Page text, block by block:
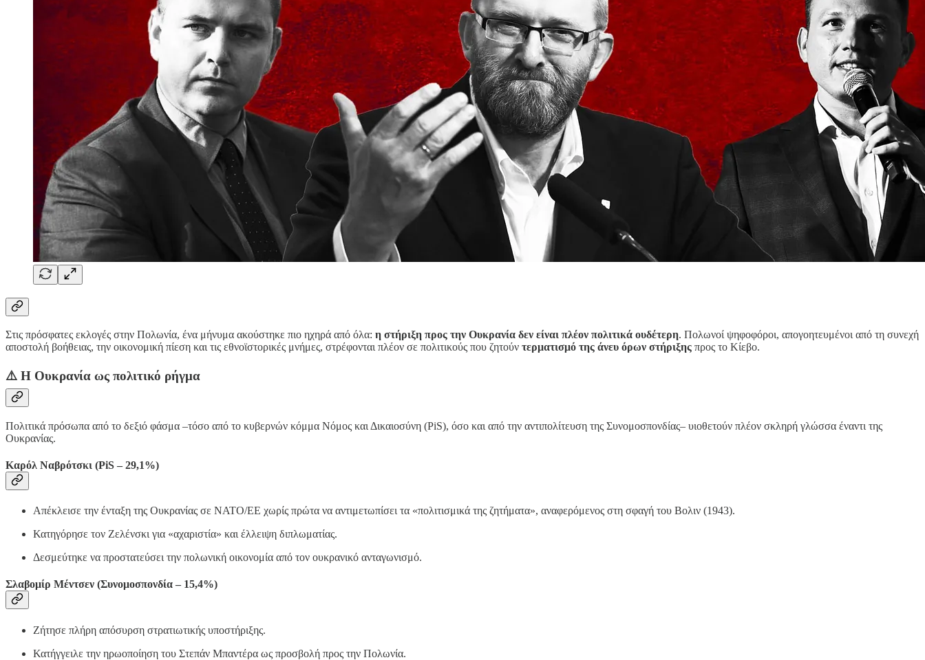
Στις πρόσφατες εκλογές στην Πολωνία, ένα μήνυμα ακούστηκε πιο ηχηρά από όλα: η στήριξη προς την Ουκρανία δεν είναι πλέον πολιτικά ουδέτερη. Πολωνοί ψηφοφόροι, απογοητευμένοι από τη συνεχή
αποστολή βοήθειας, την οικονομική πίεση και τις εθνοϊστορικές μνήμες, στρέφονται πλέον σε πολιτικούς που ζητούν τερματισμό της άνευ όρων στήριξης προς το Κίεβο.
⚠️ Η Ουκρανία ως πολιτικό ρήγμα
Πολιτικά πρόσωπα από το δεξιό φάσμα –τόσο από το κυβερνών κόμμα Νόμος και Δικαιοσύνη (PiS), όσο και από την αντιπολίτευση της Συνομοσπονδίας– υιοθετούν πλέον σκληρή γλώσσα έναντι της
Ουκρανίας.
Καρόλ Ναβρότσκι (PiS – 29,1%)
Απέκλεισε την ένταξη της Ουκρανίας σε ΝΑΤΟ/ΕΕ χωρίς πρώτα να αντιμετωπίσει τα «πολιτισμικά της ζητήματα», αναφερόμενος στη σφαγή του Βολιν (1943).
Κατηγόρησε τον Ζελένσκι για «αχαριστία» και έλλειψη διπλωματίας.
Δεσμεύτηκε να προστατεύσει την πολωνική οικονομία από τον ουκρανικό ανταγωνισμό.
Σλαβομίρ Μέντσεν (Συνομοσπονδία – 15,4%)
Ζήτησε πλήρη απόσυρση στρατιωτικής υποστήριξης.
Κατήγγειλε την ηρωοποίηση του Στεπάν Μπαντέρα ως προσβολή προς την Πολωνία.